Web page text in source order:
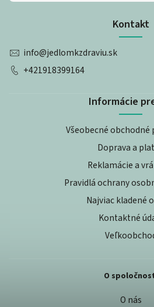
Kontakt
info@jedlomkzdraviu.sk
+421918399164
Informácie
Všeobecné obchodné
Doprava a
Reklamácie a
Pravidlá ochrany
Najviac kladené
Kontaktné
O
O nás